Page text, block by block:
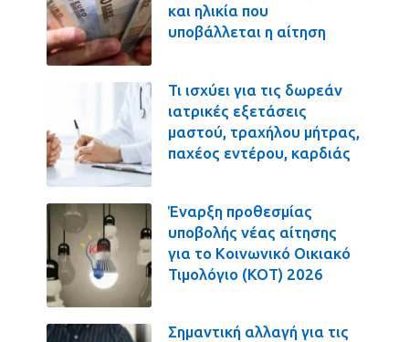
και ηλικία που
υποβάλλεται η αίτηση
Τι ισχύει για τις δωρεάν
ιατρικές εξετάσεις
μαστού, τραχήλου μήτρας,
παχέος εντέρου, καρδιάς
Έναρξη προθεσμίας
υποβολής νέας αίτησης
για το Κοινωνικό Οικιακό
Τιμολόγιο (ΚΟΤ) 2026
Σημαντική αλλαγή για τις